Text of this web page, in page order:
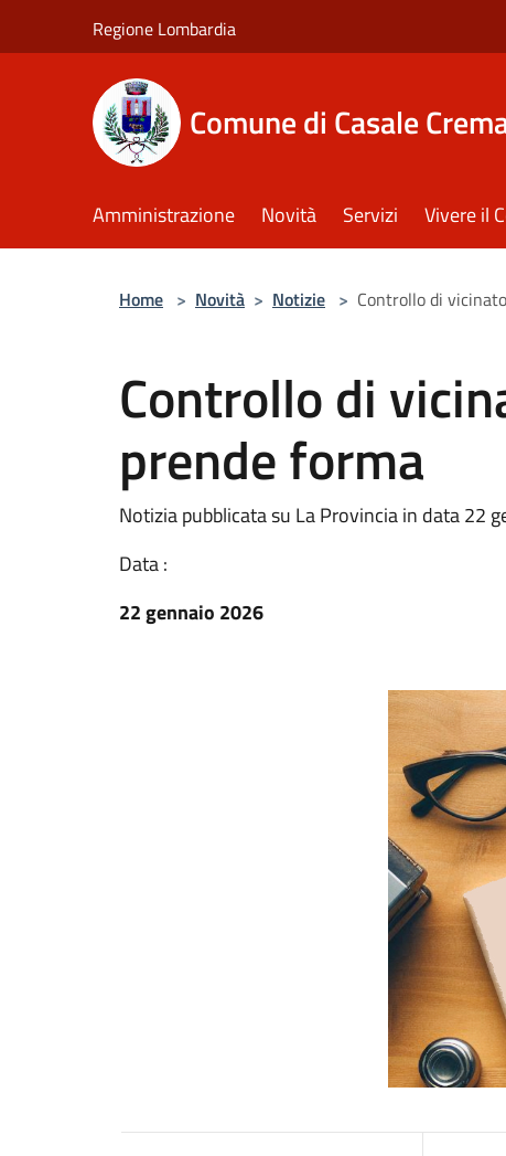
Regione Lombardia
Comune di Casale
Amministrazione Novità Servizi Vivere il
Home > Novità > Notizie > Controllo di
Controllo di
prende forma
Notizia pubblicata su La Provincia in data 22
Data :
22 gennaio 2026